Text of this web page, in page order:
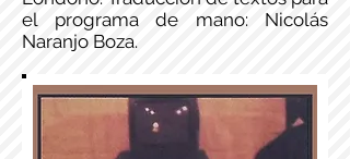
el programa de mano: Nicolás
Naranjo Boza.